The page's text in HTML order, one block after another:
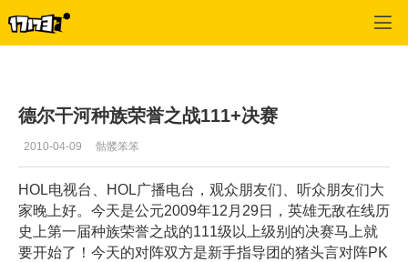
德尔干河种族荣誉之战111+决赛
2010-04-09 骷髅笨笨
HOL电视台、HOL广播电台，观众朋友们、听众朋友们大
家晚上好。今天是公元2009年12月29日，英雄无敌在线历
史上第一届种族荣誉之战的111级以上级别的决赛马上就
要开始了！今天的对阵双方是新手指导团的猪头言对阵PK